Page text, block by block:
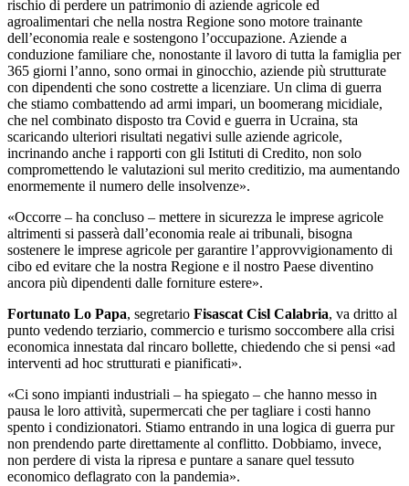
rischio di perdere un patrimonio di aziende agricole ed
agroalimentari che nella nostra Regione sono motore trainante
dell’economia reale e sostengono l’occupazione. Aziende a
conduzione familiare che, nonostante il lavoro di tutta la famiglia per
365 giorni l’anno, sono ormai in ginocchio, aziende più strutturate
con dipendenti che sono costrette a licenziare. Un clima di guerra
che stiamo combattendo ad armi impari, un boomerang micidiale,
che nel combinato disposto tra Covid e guerra in Ucraina, sta
scaricando ulteriori risultati negativi sulle aziende agricole,
incrinando anche i rapporti con gli Istituti di Credito, non solo
compromettendo le valutazioni sul merito creditizio, ma aumentando
enormemente il numero delle insolvenze».
«Occorre – ha concluso – mettere in sicurezza le imprese agricole
altrimenti si passerà dall’economia reale ai tribunali, bisogna
sostenere le imprese agricole per garantire l’approvvigionamento di
cibo ed evitare che la nostra Regione e il nostro Paese diventino
ancora più dipendenti dalle forniture estere».
Fortunato Lo Papa, segretario Fisascat Cisl Calabria, va dritto al
punto vedendo terziario, commercio e turismo soccombere alla crisi
economica innestata dal rincaro bollette, chiedendo che si pensi «ad
interventi ad hoc strutturati e pianificati».
«Ci sono impianti industriali – ha spiegato – che hanno messo in
pausa le loro attività, supermercati che per tagliare i costi hanno
spento i condizionatori. Stiamo entrando in una logica di guerra pur
non prendendo parte direttamente al conflitto. Dobbiamo, invece,
non perdere di vista la ripresa e puntare a sanare quel tessuto
economico deflagrato con la pandemia».